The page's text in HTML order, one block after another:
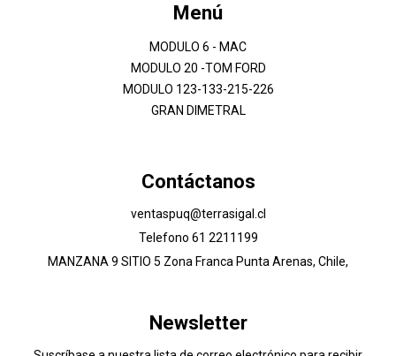
Menú
MODULO 6 - MAC
MODULO 20 -TOM FORD
MODULO 123-133-215-226
GRAN DIMETRAL
Contáctanos
ventaspuq@terrasigal.cl
Telefono 61 2211199
MANZANA 9 SITIO 5 Zona Franca Punta Arenas, Chile,
Newsletter